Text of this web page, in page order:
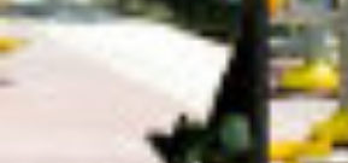
Name:
E-Mail-Adresse (optional):